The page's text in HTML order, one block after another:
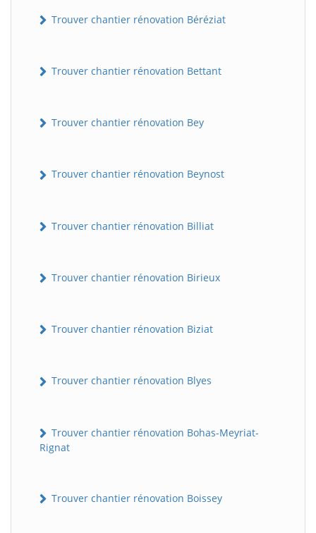
Trouver chantier rénovation Béréziat
Trouver chantier rénovation Bettant
Trouver chantier rénovation Bey
Trouver chantier rénovation Beynost
Trouver chantier rénovation Billiat
Trouver chantier rénovation Birieux
Trouver chantier rénovation Biziat
Trouver chantier rénovation Blyes
Trouver chantier rénovation Bohas-Meyriat-
Rignat
Trouver chantier rénovation Boissey